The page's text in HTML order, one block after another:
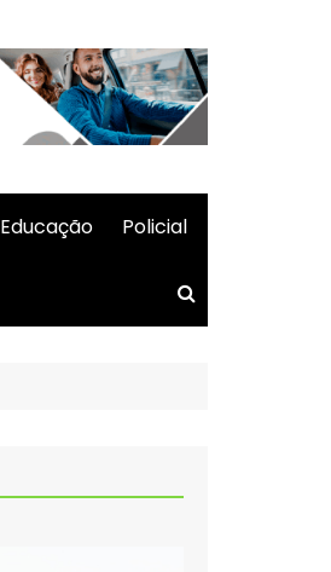
Educação Policial